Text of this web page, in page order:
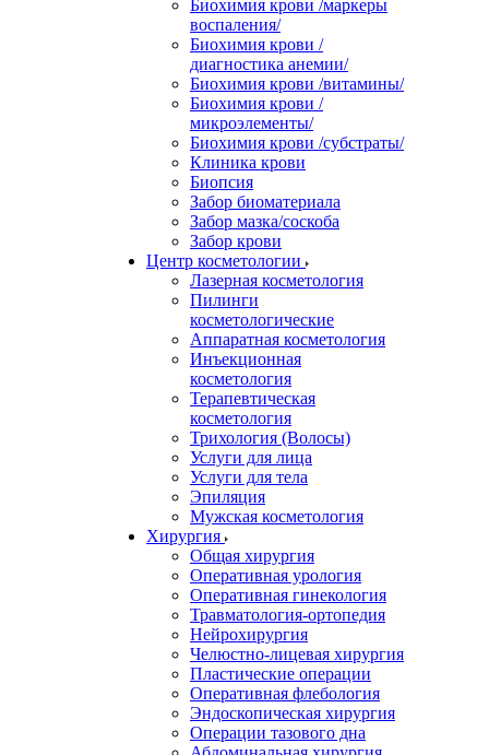
Биохимия крови /маркеры
воспаления/
Биохимия крови /
диагностика анемии/
Биохимия крови /витамины/
Биохимия крови /
микроэлементы/
Биохимия крови /субстраты/
Клиника крови
Биопсия
Забор биоматериала
Забор мазка/соскоба
Забор крови
Центр косметологии
Лазерная косметология
Пилинги
косметологические
Аппаратная косметология
Инъекционная
косметология
Терапевтическая
косметология
Трихология (Волосы)
Услуги для лица
Услуги для тела
Эпиляция
Мужская косметология
Хирургия
Общая хирургия
Оперативная урология
Оперативная гинекология
Травматология-ортопедия
Нейрохирургия
Челюстно-лицевая хирургия
Пластические операции
Оперативная флебология
Эндоскопическая хирургия
Операции тазового дна